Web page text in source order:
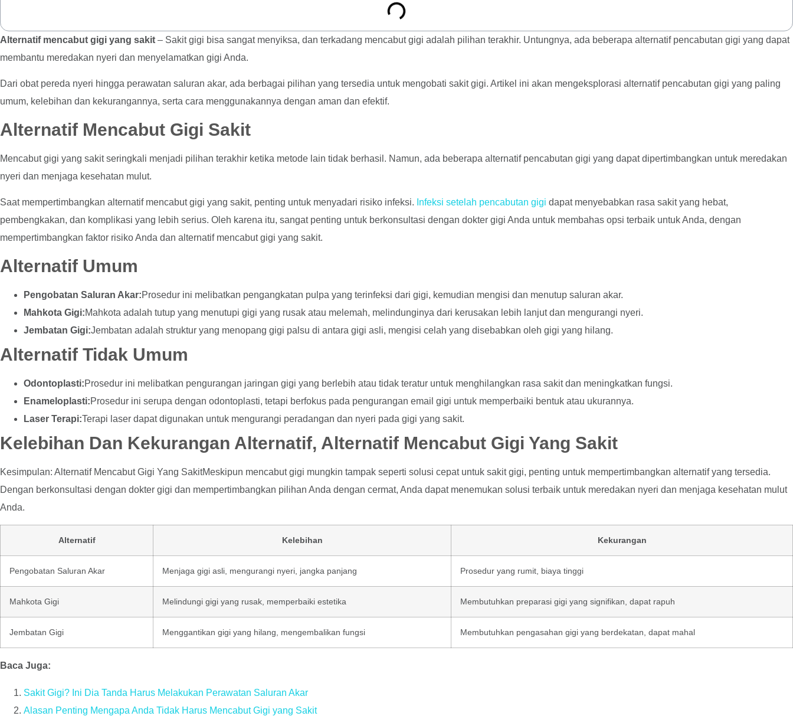
Alternatif mencabut gigi yang sakit – Sakit gigi bisa sangat menyiksa, dan terkadang mencabut gigi adalah pilihan terakhir. Untungnya, ada beberapa alternatif pencabutan gigi yang dapat
membantu meredakan nyeri dan menyelamatkan gigi Anda.
Dari obat pereda nyeri hingga perawatan saluran akar, ada berbagai pilihan yang tersedia untuk mengobati sakit gigi. Artikel ini akan mengeksplorasi alternatif pencabutan gigi yang paling
umum, kelebihan dan kekurangannya, serta cara menggunakannya dengan aman dan efektif.
Alternatif Mencabut Gigi Sakit
Mencabut gigi yang sakit seringkali menjadi pilihan terakhir ketika metode lain tidak berhasil. Namun, ada beberapa alternatif pencabutan gigi yang dapat dipertimbangkan untuk meredakan
nyeri dan menjaga kesehatan mulut.
Saat mempertimbangkan alternatif mencabut gigi yang sakit, penting untuk menyadari risiko infeksi. Infeksi setelah pencabutan gigi dapat menyebabkan rasa sakit yang hebat,
pembengkakan, dan komplikasi yang lebih serius. Oleh karena itu, sangat penting untuk berkonsultasi dengan dokter gigi Anda untuk membahas opsi terbaik untuk Anda, dengan
mempertimbangkan faktor risiko Anda dan alternatif mencabut gigi yang sakit.
Alternatif Umum
Pengobatan Saluran Akar:Prosedur ini melibatkan pengangkatan pulpa yang terinfeksi dari gigi, kemudian mengisi dan menutup saluran akar.
Mahkota Gigi:Mahkota adalah tutup yang menutupi gigi yang rusak atau melemah, melindunginya dari kerusakan lebih lanjut dan mengurangi nyeri.
Jembatan Gigi:Jembatan adalah struktur yang menopang gigi palsu di antara gigi asli, mengisi celah yang disebabkan oleh gigi yang hilang.
Alternatif Tidak Umum
Odontoplasti:Prosedur ini melibatkan pengurangan jaringan gigi yang berlebih atau tidak teratur untuk menghilangkan rasa sakit dan meningkatkan fungsi.
Enameloplasti:Prosedur ini serupa dengan odontoplasti, tetapi berfokus pada pengurangan email gigi untuk memperbaiki bentuk atau ukurannya.
Laser Terapi:Terapi laser dapat digunakan untuk mengurangi peradangan dan nyeri pada gigi yang sakit.
Kelebihan Dan Kekurangan Alternatif, Alternatif Mencabut Gigi Yang Sakit
Kesimpulan: Alternatif Mencabut Gigi Yang SakitMeskipun mencabut gigi mungkin tampak seperti solusi cepat untuk sakit gigi, penting untuk mempertimbangkan alternatif yang tersedia.
Dengan berkonsultasi dengan dokter gigi dan mempertimbangkan pilihan Anda dengan cermat, Anda dapat menemukan solusi terbaik untuk meredakan nyeri dan menjaga kesehatan mulut
Anda.
Alternatif Kelebihan Kekurangan
Pengobatan Saluran Akar Menjaga gigi asli, mengurangi nyeri, jangka panjang Prosedur yang rumit, biaya tinggi
Mahkota Gigi Melindungi gigi yang rusak, memperbaiki estetika Membutuhkan preparasi gigi yang signifikan, dapat rapuh
Jembatan Gigi Menggantikan gigi yang hilang, mengembalikan fungsi Membutuhkan pengasahan gigi yang berdekatan, dapat mahal
Baca Juga:
Sakit Gigi? Ini Dia Tanda Harus Melakukan Perawatan Saluran Akar
Alasan Penting Mengapa Anda Tidak Harus Mencabut Gigi yang Sakit